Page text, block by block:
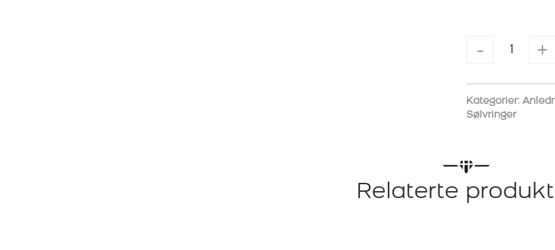
-
RIKKE
HARSHEIM
MED
antall
+
Kategorier:
Sølvringer
Relaterte